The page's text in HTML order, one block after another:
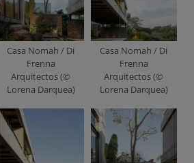
Casa Nomah / Di
Frenna
Arquitectos (©
Lorena Darquea)
Casa Nomah / Di
Frenna
Arquitectos (©
Lorena Darquea)